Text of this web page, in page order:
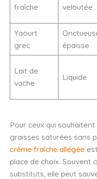
fraîche
veloutée
Yaourt
grec
épaisse
Lait de
vache
Liquide
Pour ceux qui
graisses saturées sans
crème fraîche allégée
place de choix. Souvent
substituts, elle peut